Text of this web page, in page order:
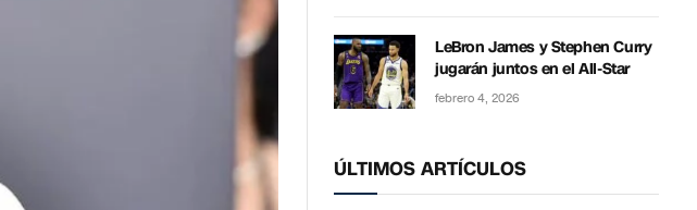
LeBron James y Stephen Curry
jugarán juntos en el All-Star
febrero 4, 2026
ÚLTIMOS ARTÍCULOS